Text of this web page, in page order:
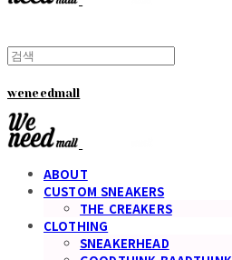
weneedmall
ABOUT
CUSTOM SNEAKERS
THE CREAKERS
CLOTHING
SNEAKERHEAD